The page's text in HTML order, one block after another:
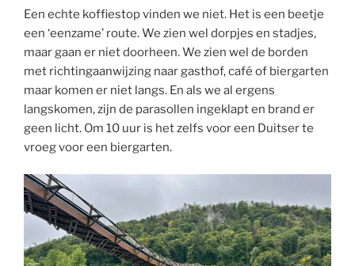
Een echte koffiestop vinden we niet. Het is een beetje
een ‘eenzame’ route. We zien wel dorpjes en stadjes,
maar gaan er niet doorheen. We zien wel de borden
met richtingaanwijzing naar gasthof, café of biergarten
maar komen er niet langs. En als we al ergens
langskomen, zijn de parasollen ingeklapt en brand er
geen licht. Om 10 uur is het zelfs voor een Duitser te
vroeg voor een biergarten.